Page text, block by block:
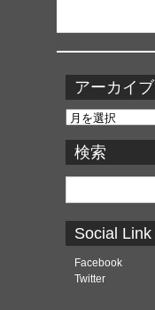
アーカイブ
ア
カ
イ
ブ
検索
検
Social Link
Facebook
Twitter